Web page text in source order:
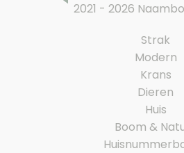
2021 - 2026
Strak
Modern
Krans
Dieren
Huis
Boom &